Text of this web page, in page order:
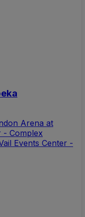
Arena at
- Complex
Events Center -